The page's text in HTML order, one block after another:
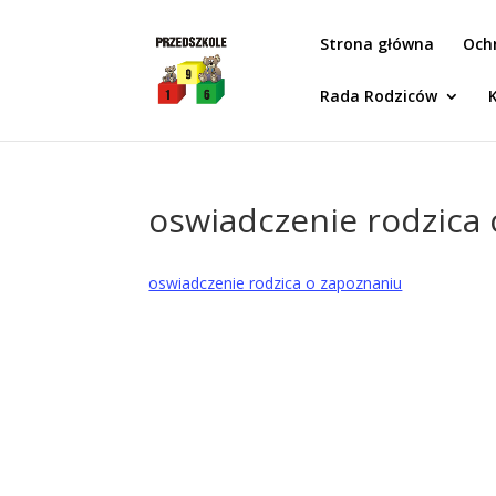
Strona główna
Rada Rodziców
oswiadczenie rodzica
oswiadczenie rodzica o zapoznaniu